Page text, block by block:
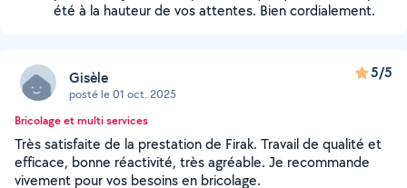
été à la hauteur de vos attentes. Bien cordialement.
Gisèle
posté le 01 oct. 2025
5/5
Bricolage et multi services
Très satisfaite de la prestation de Firak. Travail de qualité et
efficace, bonne réactivité, très agréable. Je recommande
vivement pour vos besoins en bricolage.